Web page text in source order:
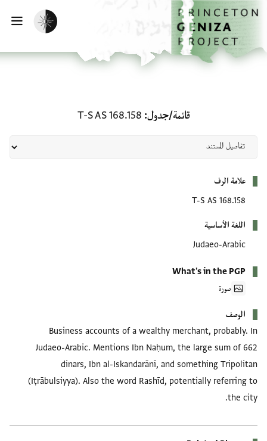
إلى المحتوى الرئيسي
الرئيسية
تفعيل الوضع المظلم
قائمة/جدول T-S AS 168.158
علامة الرف
T-S AS 168.158
اللغة الأساسية
Judaeo-Arabic
What's in the PGP
صورة
الوصف
Business accounts of a wealthy merchant, probably. In
Judaeo-Arabic. Mentions Ibn Naḥum, the large sum of 662
dinars, Ibn al-Iskandarānī, and something Tripolitan
(Iṭrābulsiyya). Also the word Rashīd, potentially referring to
the city.